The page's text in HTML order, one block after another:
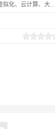
拟化、云计算、大数
CMMI5级标准研制
主服务器操作系统